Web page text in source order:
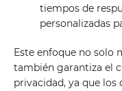
tiempos de
personalizadas
Este enfoque no solo
también garantiza el
privacidad, ya que